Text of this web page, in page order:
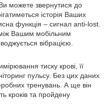
можете звернутися до
історія Ваших
функція – сигнал anti-lost.
Вашим мобільним
вібрацією.
тиску крові, її
пульсу. Без цих даних
тренувань. А ще він
кроків та пройдену